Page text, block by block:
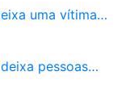
uma vítima…
pessoas…